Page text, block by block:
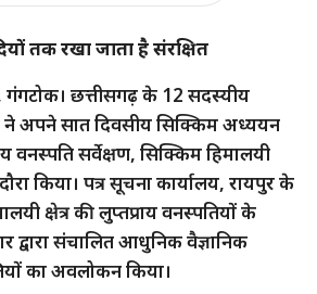
तक रखा जाता है संरक्षित
गंगटोक। छत्तीसगढ़ के 12 सदस्यीय
ने अपने सात दिवसीय सिक्किम अध्ययन
वनस्पति सर्वेक्षण, सिक्किम हिमालयी
किया। पत्र सूचना कार्यालय, रायपुर के
क्षेत्र की लुप्तप्राय वनस्पतियों के
द्वारा संचालित आधुनिक वैज्ञानिक
का अवलोकन किया।